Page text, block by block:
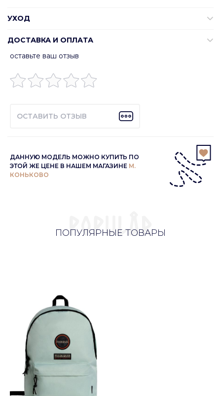
УХОД
ДОСТАВКА И ОПЛАТА
оставьте ваш отзыв
ОСТАВИТЬ ОТЗЫВ
ДАННУЮ МОДЕЛЬ МОЖНО КУПИТЬ ПО
ЭТОЙ ЖЕ ЦЕНЕ В НАШЕМ МАГАЗИНЕ М.
КОНЬКОВО
ПОПУЛЯРНЫЕ ТОВАРЫ